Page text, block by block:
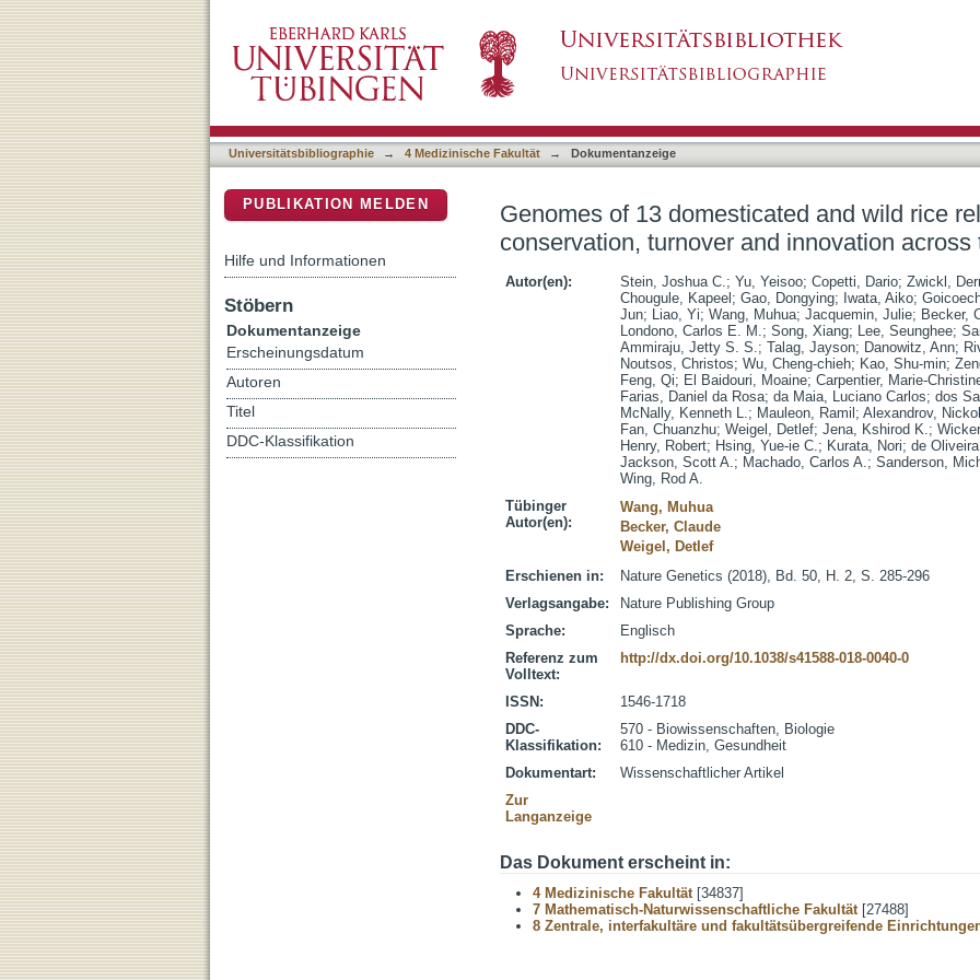
Genomes of 13 domesticated and wild rice relatives highlight genetic
innovation across the genus Oryza
Universitätsbibliographie → 4 Medizinische Fakultät → Dokumentanzeige
Genomes of 13 domesticated and wild rice
conservation, turnover and innovation
Autor(en): Stein, Joshua C.; Yu, Yeisoo; Copetti, Dario; Zwickl,
Chougule, Kapeel ; Gao, Dongying; Iwata, Aiko;
Jun; Liao, Yi; Wang, Muhua; Jacquemin, Julie; Becker,
Londono, Carlos E. M.; Song, Xiang; Lee, Seunghee;
Ammiraju, Jetty S. S.; Talag, Jayson; Danowitz, Ann;
Noutsos, Christos; Wu, Cheng-chieh; Kao, Shu-min;
Feng, Qi; El Baidouri, Moaine; Carpentier, Marie-
Farias, Daniel da Rosa; da Maia, Luciano Carlos; dos
McNally, Kenneth L.; Mauleon, Ramil ; Alexandrov,
Fan, Chuanzhu; Weigel, Detlef; Jena, Kshirod K.;
Henry, Robert; Hsing, Yue-ie C.; Kurata, Nori; de
Jackson, Scott A.; Machado, Carlos A.; Sanderson,
Wing, Rod A.
Tübinger
Autor(en):
Wang, Muhua
Becker, Claude
Weigel, Detlef
Erschienen in:
Nature Genetics (2018), Bd. 50, H. 2, S. 285-296
Verlagsangabe:
Nature Publishing Group
Sprache:
Englisch
Referenz zum
Volltext:
http://dx.doi.org/10.1038/s41588-018-0040-0
ISSN:
1546-1718
DDC-
Klassifikation:
570 - Biowissenschaften, Biologie
610 - Medizin, Gesundheit
Dokumentart:
Wissenschaftlicher Artikel
Zur
Langanzeige
Das Dokument erscheint in:
4 Medizinische Fakultät[34837]
7 Mathematisch-Naturwissenschaftliche Fakultät[27488]
8 Zentrale, interfakultäre und fakultätsübergreifende
PUBLIKATION MELDEN
Hilfe und Informationen
Stöbern
Dokumentanzeige
Erscheinungsdatum
Autoren
Titel
DDC-Klassifikation